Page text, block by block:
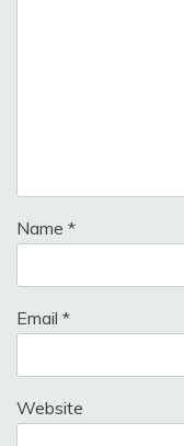
Name *
Email *
Website